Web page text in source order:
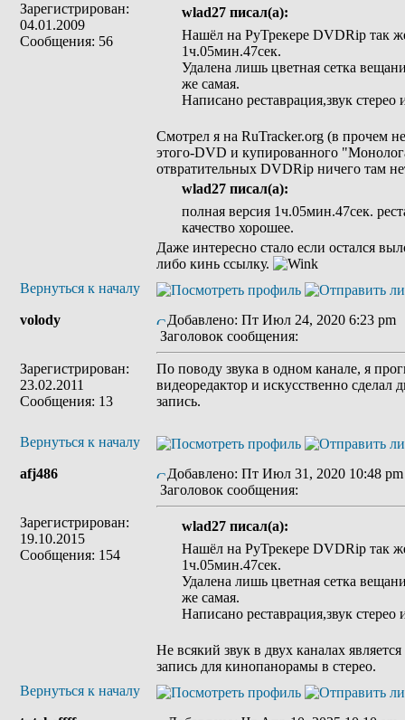
Зарегистрирован:
04.01.2009
Сообщения: 56
wlad27 писал(а):
Нашёл на РуТрекере DVDRip так
1ч.05мин.47сек.
Удалена лишь цветная сетка
же самая.
Написано реставрация,звук стерео
Смотрел я на RuTracker.org (в прочем
этого-DVD и купированного
отвратительных DVDRip ничего там
wlad27 писал(а):
полная версия 1ч.05мин.47сек.
качество хорошее.
Даже интересно стало если остался
либо кинь ссылку.
Вернуться к началу
volody
Зарегистрирован:
23.02.2011
Сообщения: 13
Добавлено: Пт Июл 24, 2020 6:23 pm
Заголовок сообщения:
По поводу звука в одном канале, я
видеоредактор и искусственно сделал
запись.
Вернуться к началу
afj486
Зарегистрирован:
19.10.2015
Сообщения: 154
Добавлено: Пт Июл 31, 2020 10:48 pm
Заголовок сообщения:
wlad27 писал(а):
Нашёл на РуТрекере DVDRip так
1ч.05мин.47сек.
Удалена лишь цветная сетка
же самая.
Написано реставрация,звук стерео
Не всякий звук в двух каналах
запись для кинопанорамы в стерео.
Вернуться к началу